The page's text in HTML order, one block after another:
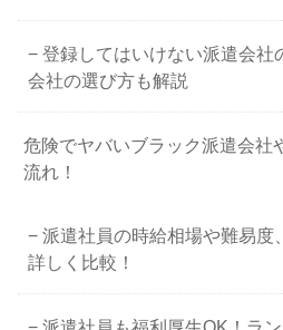
登録してはいけない派遣会社
会社の選び方も解説
危険でヤバいブラック派遣会社
流れ！
派遣社員の時給相場や難易度
詳しく比較！